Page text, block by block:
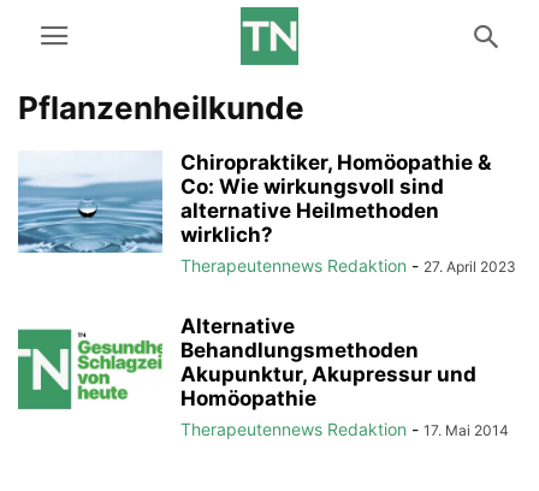
Pflanzenheilkunde
Chiropraktiker, Homöopathie &
Co: Wie wirkungsvoll sind
alternative Heilmethoden
wirklich?
Therapeutennews Redaktion - 27. April 2023
Alternative
Behandlungsmethoden
Akupunktur, Akupressur und
Homöopathie
Therapeutennews Redaktion - 17. Mai 2014